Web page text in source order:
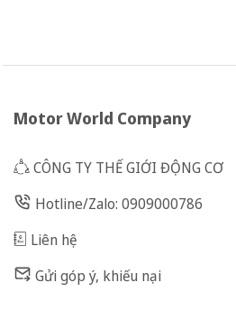
Motor World Company
CÔNG TY THẾ GIỚI ĐỘNG CƠ
Hotline/Zalo: 0909000786
Liên hệ
Gửi góp ý, khiếu nại